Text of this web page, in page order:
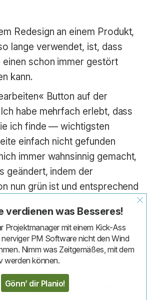
Redesign an einem Produkt,
lange verwendet, ist, dass
einen schon immer gestört
kann.
Button auf der
habe mehrfach erlebt, dass
ich finde — wichtigsten
einfach nicht gefunden
immer wahnsinnig gemacht,
geändert, indem der
nun grün ist und entsprechend
in der Leiste. Meiner
sie alle als Buttons viel zu
Textlinks zu lassen, brachte
verdienen was Besseres!
Projektmanager mit einem Kick-Ass
PM Software nicht den Wind
Nimm was Zeitgemäßes, mit dem
werden können.
Gönn’ dir Planio!